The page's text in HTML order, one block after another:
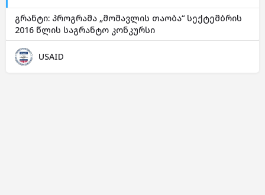
გრანტი: პროგრამა „მომავლის თაობა“ სექტემბრის
2016 წლის საგრანტო კონკურსი
USAID